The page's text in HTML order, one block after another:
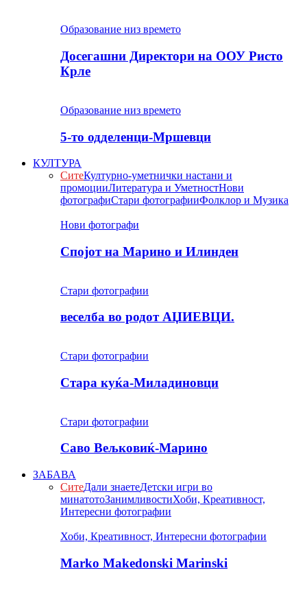
Образование низ времето
Досегашни Директори на ООУ Ристо
Крле
Образование низ времето
5-то одделенци-Мршевци
КУЛТУРА
СитеКултурно-уметнички настани и
промоцииЛитература и УметностНови
фотографиСтари фотографииФолклор и Музика
Нови фотографи
Спојот на Марино и Илинден
Стари фотографии
веселба во родот АЏИЕВЦИ.
Стари фотографии
Стара куќа-Миладиновци
Стари фотографии
Саво Вељковиќ-Марино
ЗАБАВА
СитеДали знаетеДетски игри во
минатотоЗанимливостиХоби, Креативност,
Интересни фотографии
Хоби, Креативност, Интересни фотографии
Marko Makedonski Marinski